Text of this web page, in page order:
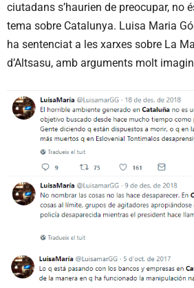
ciutadans s’haurien de preocupar, no
tema sobre Catalunya. Luisa Maria
ha sentenciat a les xarxes sobre La
d’Altsasu, amb arguments molt